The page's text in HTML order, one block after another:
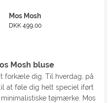
Mos Mosh
DKK 499,00
Mosh bluse
forkæle dig. Til hverdag, på
at føle dig helt speciel iført
tøjmærke. Mos